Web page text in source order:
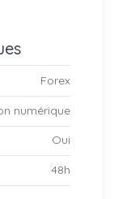
Forex
numérique
Oui
48h